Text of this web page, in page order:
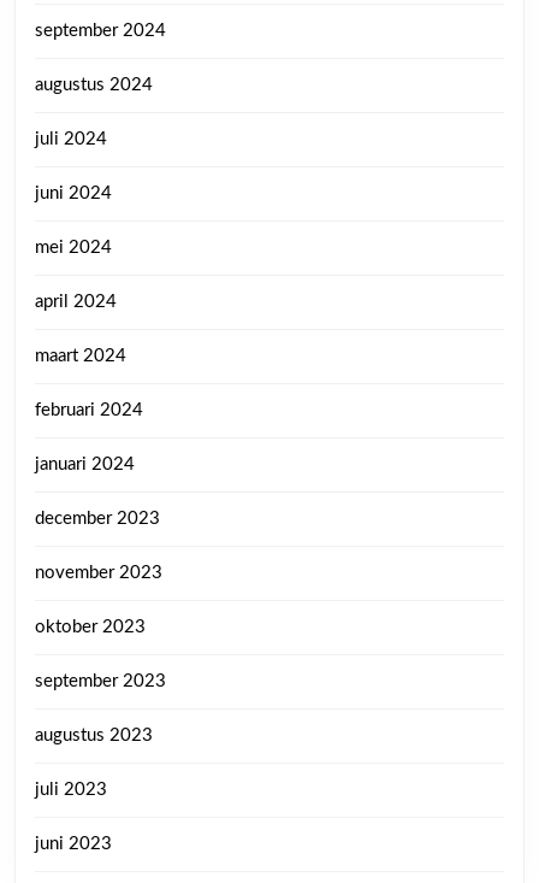
september 2024
augustus 2024
juli 2024
juni 2024
mei 2024
april 2024
maart 2024
februari 2024
januari 2024
december 2023
november 2023
oktober 2023
september 2023
augustus 2023
juli 2023
juni 2023